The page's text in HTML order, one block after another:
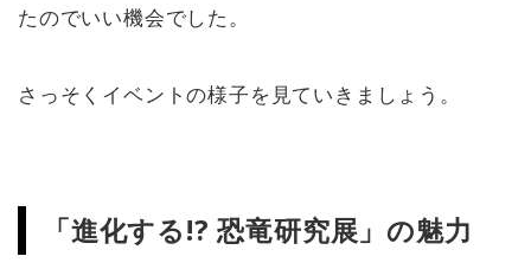
たのでいい機会でした。
さっそくイベントの様子を見ていきましょう。
「進化する!? 恐竜研究展」の魅力